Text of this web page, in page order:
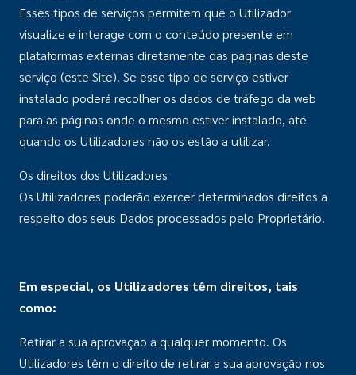
Esses tipos de serviços permitem que o Utilizador
visualize e interage com o conteúdo presente em
plataformas externas diretamente das páginas deste
serviço (este Site). Se esse tipo de serviço estiver
instalado poderá recolher os dados de tráfego da web
para as páginas onde o mesmo estiver instalado, até
quando os Utilizadores não os estão a utilizar.
Os direitos dos Utilizadores
Os Utilizadores poderão exercer determinados direitos a
respeito dos seus Dados processados pelo Proprietário.
Em especial, os Utilizadores têm direitos, tais
como:
Retirar a sua aprovação a qualquer momento. Os
Utilizadores têm o direito de retirar a sua aprovação nos